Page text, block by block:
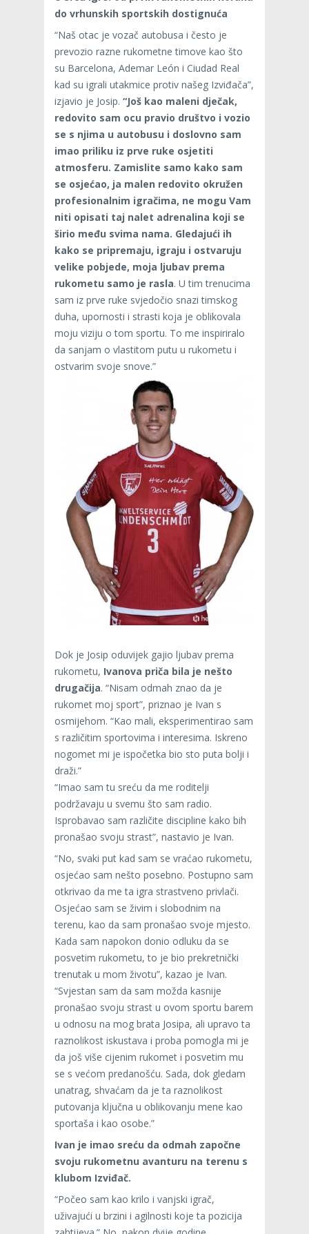
do vrhunskih sportskih dostignuća
“Naš otac je vozač autobusa i često je
prevozio razne rukometne timove kao što
su Barcelona, Ademar León i Ciudad Real
kad su igrali utakmice protiv našeg Izviđača”,
izjavio je Josip. “Još kao maleni dječak,
redovito sam ocu pravio društvo i vozio
se s njima u autobusu i doslovno sam
imao priliku iz prve ruke osjetiti
atmosferu. Zamislite samo kako sam
se osjećao, ja malen redovito okružen
profesionalnim igračima, ne mogu Vam
niti opisati taj nalet adrenalina koji se
širio među svima nama. Gledajući ih
kako se pripremaju, igraju i ostvaruju
velike pobjede, moja ljubav prema
rukometu samo je rasla. U tim trenucima
sam iz prve ruke svjedočio snazi timskog
duha, upornosti i strasti koja je oblikovala
moju viziju o tom sportu. To me inspiriralo
da sanjam o vlastitom putu u rukometu i
ostvarim svoje snove.”
Dok je Josip oduvijek gajio ljubav prema
rukometu, Ivanova priča bila je nešto
drugačija. “Nisam odmah znao da je
rukomet moj sport”, priznao je Ivan s
osmijehom. “Kao mali, eksperimentirao sam
s različitim sportovima i interesima. Iskreno
nogomet mi je ispočetka bio sto puta bolji i
draži.”
“Imao sam tu sreću da me roditelji
podržavaju u svemu što sam radio.
Isprobavao sam različite discipline kako bih
pronašao svoju strast”, nastavio je Ivan.
“No, svaki put kad sam se vraćao rukometu,
osjećao sam nešto posebno. Postupno sam
otkrivao da me ta igra strastveno privlači.
Osjećao sam se živim i slobodnim na
terenu, kao da sam pronašao svoje mjesto.
Kada sam napokon donio odluku da se
posvetim rukometu, to je bio prekretnički
trenutak u mom životu”, kazao je Ivan.
“Svjestan sam da sam možda kasnije
pronašao svoju strast u ovom sportu barem
u odnosu na mog brata Josipa, ali upravo ta
raznolikost iskustava i proba pomogla mi je
da još više cijenim rukomet i posvetim mu
se s većom predanošću. Sada, dok gledam
unatrag, shvaćam da je ta raznolikost
putovanja ključna u oblikovanju mene kao
sportaša i kao osobe.”
Ivan je imao sreću da odmah započne
svoju rukometnu avanturu na terenu s
klubom Izviđač.
“Počeo sam kao krilo i vanjski igrač,
uživajući u brzini i agilnosti koje ta pozicija